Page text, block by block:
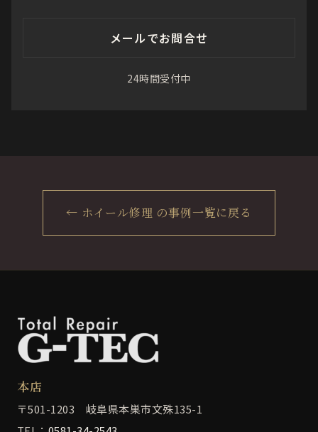
メールでお問合せ
24時間受付中
← ホイール修理 の事例一覧に戻る
本店
〒501-1203 岐阜県本巣市文殊135-1